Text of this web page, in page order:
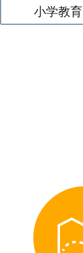
小学教育